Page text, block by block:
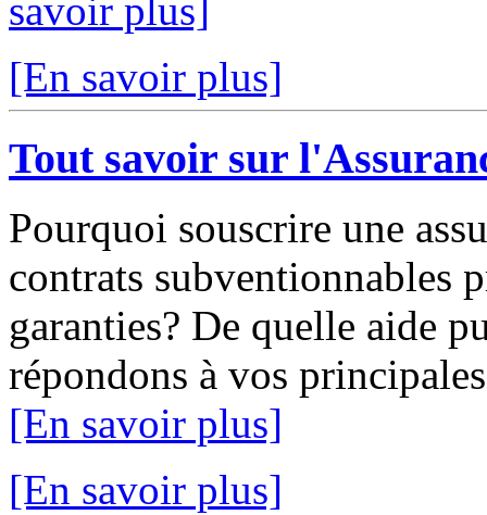
savoir plus]
[En savoir plus]
Tout savoir sur
Pourquoi souscrire une
contrats subventionnables
garanties? De quelle aide
répondons à vos
[En savoir plus]
[En savoir plus]